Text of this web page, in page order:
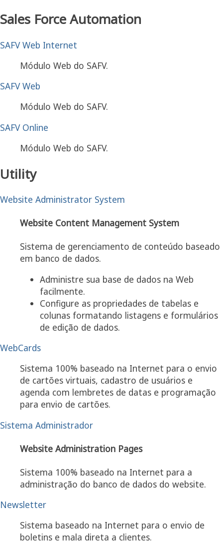
Sales Force Automation
SAFV Web Internet
Módulo Web do SAFV.
SAFV Web
Módulo Web do SAFV.
SAFV Online
Módulo Web do SAFV.
Utility
Website Administrator System
Website Content Management System
Sistema de gerenciamento de conteúdo baseado
em banco de dados.
Administre sua base de dados na Web
facilmente.
Configure as propriedades de tabelas e
colunas formatando listagens e formulários
de edição de dados.
WebCards
Sistema 100% baseado na Internet para o envio
de cartões virtuais, cadastro de usuários e
agenda com lembretes de datas e programação
para envio de cartões.
Sistema Administrador
Website Administration Pages
Sistema 100% baseado na Internet para a
administração do banco de dados do website.
Newsletter
Sistema baseado na Internet para o envio de
boletins e mala direta a clientes.